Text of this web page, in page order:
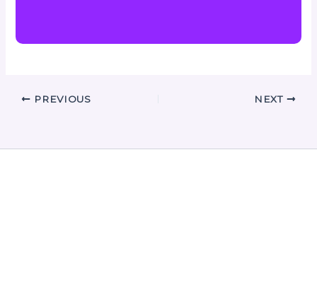
PREVIOUS NEXT